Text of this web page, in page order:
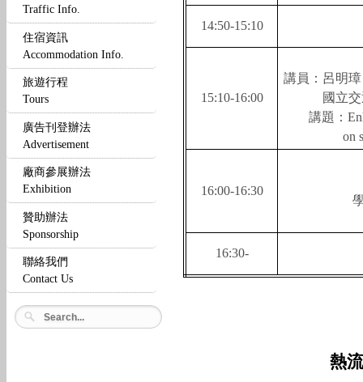
Traffic Info.
住宿資訊
Accommodation Info.
旅遊行程
Tours
廣告刊登辦法
Advertisement
廠商參展辦法
Exhibition
贊助辦法
Sponsorship
聯絡我們
Contact Us
14:50-15:10
15:10-16:00
講員：呂明璋
國立
講題：
on
16:00-16:30
16:30-
熱